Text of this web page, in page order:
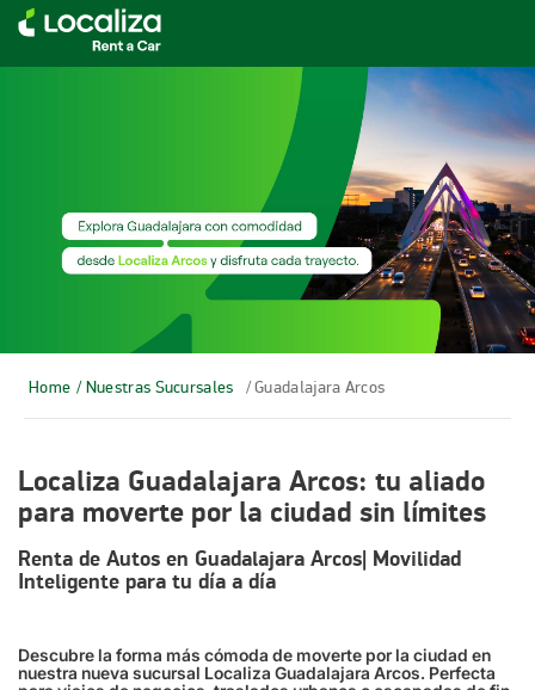
Home / Nuestras Sucursales / Guadalajara Arcos
Localiza Guadalajara Arcos: tu aliado
para moverte por la ciudad sin límites
Renta de Autos en Guadalajara Arcos| Movilidad
Inteligente para tu día a día
Descubre la forma más cómoda de moverte por la ciudad en
nuestra nueva sucursal Localiza Guadalajara Arcos. Perfecta